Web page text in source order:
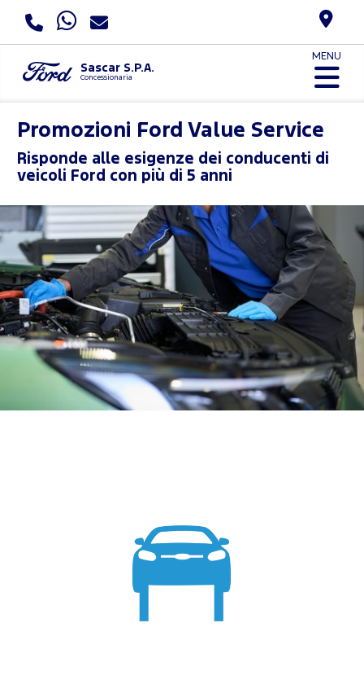
Sascar S.P.A.
Concessionaria
MENU
Promozioni Ford Value Service
Risponde alle esigenze dei conducenti di
veicoli Ford con più di 5 anni